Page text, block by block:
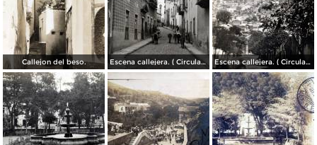
Callejon del beso. Escena callejera. ( Circulada el 13 de Mayo de 1941 ). Escena callejera. ( Circulada el 14 de Diciembre de 1930 ).